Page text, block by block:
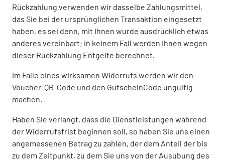
Rückzahlung verwenden wir dasselbe Zahlungsmittel,
das Sie bei der ursprünglichen Transaktion eingesetzt
haben, es sei denn, mit Ihnen wurde ausdrücklich etwas
anderes vereinbart; in keinem Fall werden Ihnen wegen
dieser Rückzahlung Entgelte berechnet.
Im Falle eines wirksamen Widerrufs werden wir den
Voucher-QR-Code und den GutscheinCode ungültig
machen.
Haben Sie verlangt, dass die Dienstleistungen während
der Widerrufsfrist beginnen soll, so haben Sie uns einen
angemessenen Betrag zu zahlen, der dem Anteil der bis
zu dem Zeitpunkt, zu dem Sie uns von der Ausübung des